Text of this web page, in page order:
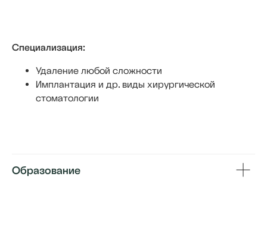
Специализация:
Удаление любой сложности
Имплантация и др. виды хирургической
стоматологии
Образование
"
страданий превзойти ваше
желание улыбаться.